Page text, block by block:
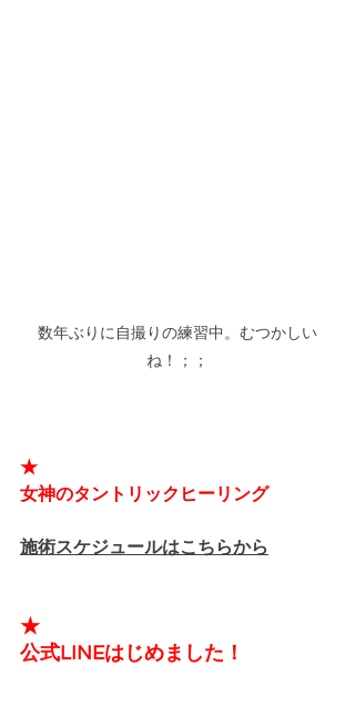
数年ぶりに自撮りの練習中。むつかしい
ね！；；
★
女神のタントリックヒーリング
施術スケジュールはこちらから
★
公式LINEはじめました！